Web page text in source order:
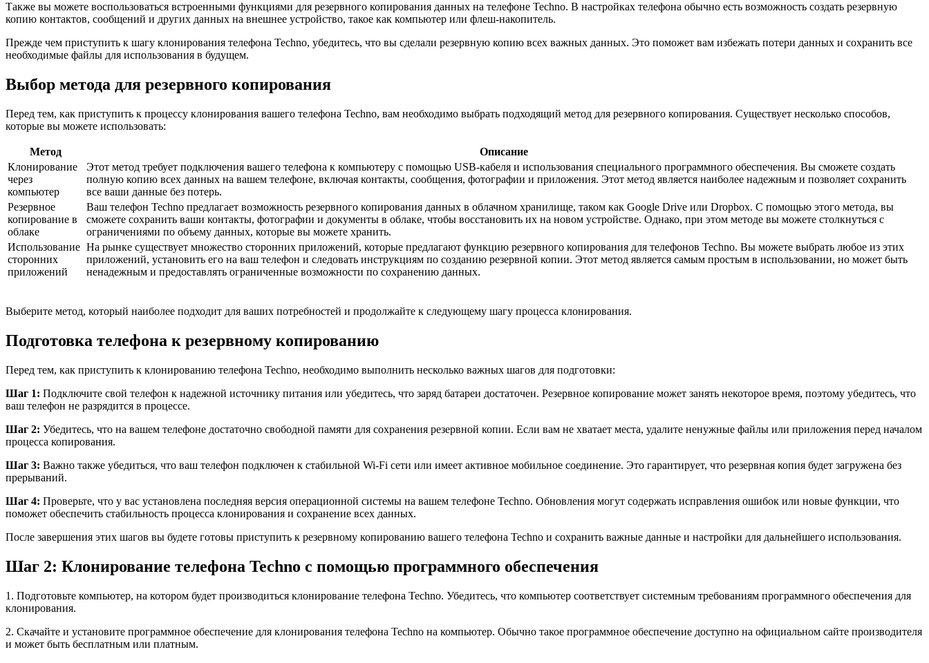
Также вы можете воспользоваться встроенными функциями для резервного копирования данных на телефоне Techno. В настройках телефона обычно есть возможность создать резервную
копию контактов, сообщений и других данных на внешнее устройство, такое как компьютер или флеш-накопитель.
Прежде чем приступить к шагу клонирования телефона Techno, убедитесь, что вы сделали резервную копию всех важных данных. Это поможет вам избежать потери данных и сохранить все
необходимые файлы для использования в будущем.
Выбор метода для резервного копирования
Перед тем, как приступить к процессу клонирования вашего телефона Techno, вам необходимо выбрать подходящий метод для резервного копирования. Существует несколько способов,
которые вы можете использовать:
Метод
Описание
Клонирование
через
компьютер
Этот метод требует подключения вашего телефона к компьютеру с помощью USB-кабеля и использования специального программного обеспечения. Вы сможете создать
полную копию всех данных на вашем телефоне, включая контакты, сообщения, фотографии и приложения. Этот метод является наиболее надежным и позволяет сохранить
все ваши данные без потерь.
Резервное
копирование в
облаке
Ваш телефон Techno предлагает возможность резервного копирования данных в облачном хранилище, таком как Google Drive или Dropbox. С помощью этого метода, вы
сможете сохранить ваши контакты, фотографии и документы в облаке, чтобы восстановить их на новом устройстве. Однако, при этом методе вы можете столкнуться с
ограничениями по объему данных, которые вы можете хранить.
Использование
сторонних
приложений
На рынке существует множество сторонних приложений, которые предлагают функцию резервного копирования для телефонов Techno. Вы можете выбрать любое из этих
приложений, установить его на ваш телефон и следовать инструкциям по созданию резервной копии. Этот метод является самым простым в использовании, но может быть
ненадежным и предоставлять ограниченные возможности по сохранению данных.
Выберите метод, который наиболее подходит для ваших потребностей и продолжайте к следующему шагу процесса клонирования.
Подготовка телефона к резервному копированию
Перед тем, как приступить к клонированию телефона Techno, необходимо выполнить несколько важных шагов для подготовки:
Шаг 1: Подключите свой телефон к надежной источнику питания или убедитесь, что заряд батареи достаточен. Резервное копирование может занять некоторое время, поэтому убедитесь, что
ваш телефон не разрядится в процессе.
Шаг 2: Убедитесь, что на вашем телефоне достаточно свободной памяти для сохранения резервной копии. Если вам не хватает места, удалите ненужные файлы или приложения перед началом
процесса копирования.
Шаг 3: Важно также убедиться, что ваш телефон подключен к стабильной Wi-Fi сети или имеет активное мобильное соединение. Это гарантирует, что резервная копия будет загружена без
прерываний.
Шаг 4: Проверьте, что у вас установлена последняя версия операционной системы на вашем телефоне Techno. Обновления могут содержать исправления ошибок или новые функции, что
поможет обеспечить стабильность процесса клонирования и сохранение всех данных.
После завершения этих шагов вы будете готовы приступить к резервному копированию вашего телефона Techno и сохранить важные данные и настройки для дальнейшего использования.
Шаг 2: Клонирование телефона Techno с помощью программного обеспечения
1. Подготовьте компьютер, на котором будет производиться клонирование телефона Techno. Убедитесь, что компьютер соответствует системным требованиям программного обеспечения для
клонирования.
2. Скачайте и установите программное обеспечение для клонирования телефона Techno на компьютер. Обычно такое программное обеспечение доступно на официальном сайте производителя
и может быть бесплатным или платным.